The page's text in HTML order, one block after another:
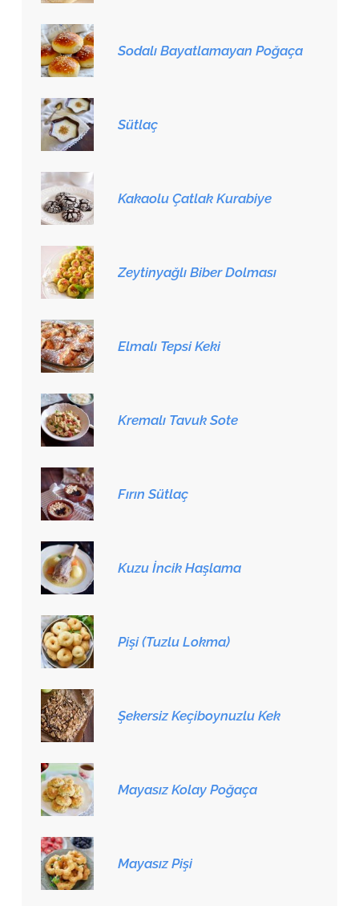
Sodalı Bayatlamayan Poğaça
Sütlaç
Kakaolu Çatlak Kurabiye
Zeytinyağlı Biber Dolması
Elmalı Tepsi Keki
Kremalı Tavuk Sote
Fırın Sütlaç
Kuzu İncik Haşlama
Pişi (Tuzlu Lokma)
Şekersiz Keçiboynuzlu Kek
Mayasız Kolay Poğaça
Mayasız Pişi